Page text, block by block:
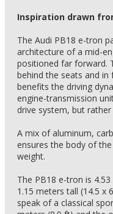
Inspiration drawn
The Audi PB18 e-tron
architecture of a mid-
positioned far forward.
behind the seats and
benefits the driving
engine-transmission
drive system, but
A mix of aluminum,
ensures the body of
weight.
The PB18 e-tron is
1.15 meters tall (14.5 x
speak of a classical